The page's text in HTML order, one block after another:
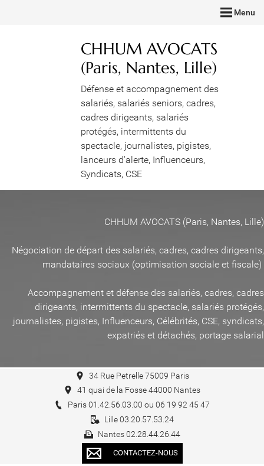
Menu
CHHUM AVOCATS
(Paris, Nantes, Lille)
Défense et accompagnement des
salariés, salariés seniors, cadres,
cadres dirigeants, salariés
protégés, intermittents du
spectacle, journalistes, pigistes,
lanceurs d'alerte, Influenceurs,
Syndicats, CSE
CHHUM AVOCATS (Paris, Nantes, Lille)
Négociation de départ des salariés, cadres, cadres dirigeants,
mandataires sociaux (optimisation sociale et fiscale)
Accompagnement et défense des salariés, cadres, cadres
dirigeants, intermittents du spectacle, salariés protégés,
journalistes, pigistes, Influenceurs, Célébrités, CSE, syndicats,
expatriés et détachés, portage salarial
34 Rue Petrelle 75009 Paris
41 quai de la Fosse 44000 Nantes
Paris 01.42.56.03.00 ou 06 19 92 45 47
Lille 03.20.57.53.24
Nantes 02.28.44.26.44
CONTACTEZ-NOUS